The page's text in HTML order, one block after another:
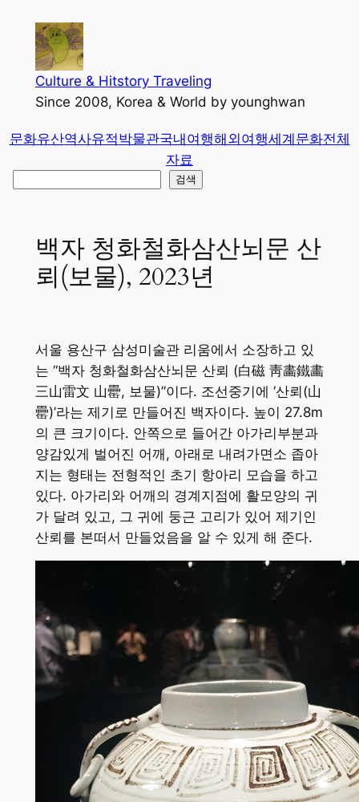
가
Culture & Hitstory Traveling
Since 2008, Korea & World by younghwan
문화유산역사유적박물관국내여행해외여행세계문화전체
자료
검색
백자 청화철화삼산뇌문 산
뢰(보물), 2023년
서울 용산구 삼성미술관 리움에서 소장하고 있
는 “백자 청화철화삼산뇌문 산뢰 (白磁 靑畵鐵畵
三山雷文 山罍, 보물)”이다. 조선중기에 ‘산뢰(山
罍)’라는 제기로 만들어진 백자이다. 높이 27.8m
의 큰 크기이다. 안쪽으로 들어간 아가리부분과
양감있게 벌어진 어깨, 아래로 내려가면소 좁아
지는 형태는 전형적인 초기 항아리 모습을 하고
있다. 아가리와 어깨의 경계지점에 활모양의 귀
가 달려 있고, 그 귀에 둥근 고리가 있어 제기인
산뢰를 본떠서 만들었음을 알 수 있게 해 준다.